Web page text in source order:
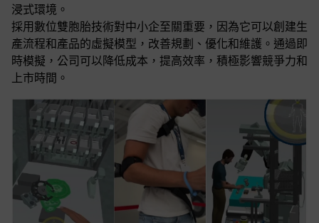
浸式環境。
採用數位雙胞胎技術對中小企至關重要，因為它可以創建生
產流程和產品的虛擬模型，改善規劃、優化和維護。通過即
時模擬，公司可以降低成本，提高效率，積極影響競爭力和
上市時間。